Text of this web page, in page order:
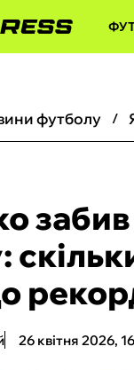
футболу
забив
26 квітня 2026,